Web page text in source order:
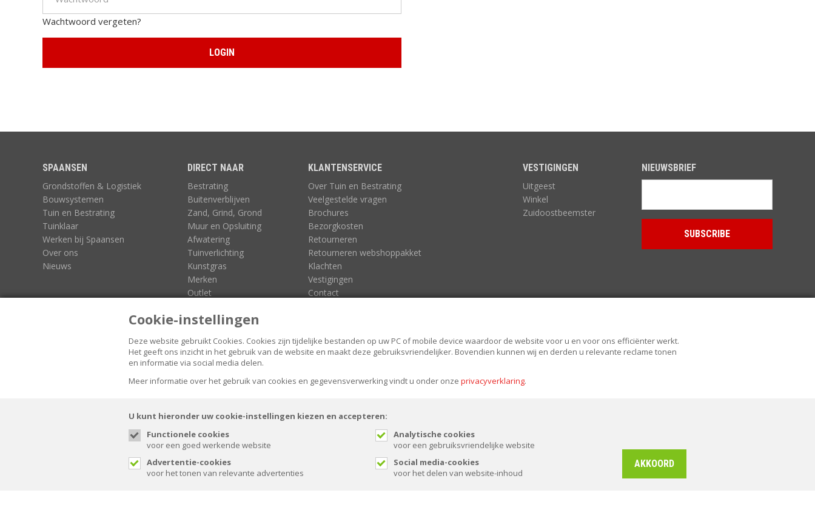
Cookie-instellingen
Deze website gebruikt Cookies. Cookies zijn tijdelijke bestanden op uw PC of mobile device waardoor de website voor u en voor ons efficiënter werkt.
Het geeft ons inzicht in het gebruik van de website en maakt deze gebruiksvriendelijker. Bovendien kunnen wij en derden u relevante reclame tonen
en informatie via social media delen.
Meer informatie over het gebruik van cookies en gegevensverwerking vindt u onder onze privacyverklaring.
U kunt hieronder uw cookie-instellingen kiezen en accepteren:
Functionele cookies
voor een goed werkende website
Analytische cookies
voor een gebruiksvriendelijke website
Advertentie-cookies
voor het tonen van relevante advertenties
Social media-cookies
voor het delen van website-inhoud
AKKOORD
IJZERWAREN,
GEREEDSCHAP
OPSLUITING
ZAND, GRIND,
Wachtwoord vergeten?
SPAANSEN
Grondstoffen & Logistiek
Bouwsystemen
Tuin en Bestrating
Tuinklaar
Werken bij Spaansen
Over ons
Nieuws
DIRECT NAAR
Bestrating
Buitenverblijven
Zand, Grind, Grond
Muur en Opsluiting
Afwatering
Tuinverlichting
Kunstgras
Merken
Outlet
KLANTENSERVICE
Over Tuin en Bestrating
Veelgestelde vragen
Brochures
Bezorgkosten
Retourneren
Retourneren webshoppakket
Klachten
Vestigingen
Contact
VESTIGINGEN
Uitgeest
Winkel
Zuidoostbeemster
NIEUWSBRIEF
© Spaansen 2026. All rights reserved.